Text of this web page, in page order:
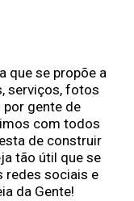
que se propõe a
serviços, fotos
por gente de
com todos
de construir
tão útil que se
redes sociais e
da Gente!